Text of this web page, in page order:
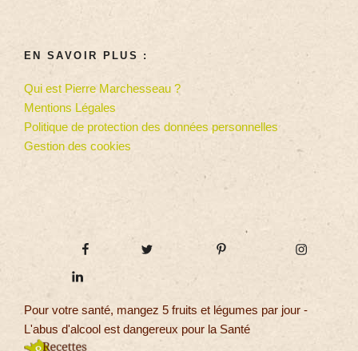
EN SAVOIR PLUS :
Qui est Pierre Marchesseau ?
Mentions Légales
Politique de protection des données personnelles
Gestion des cookies
Pour votre santé, mangez 5 fruits et légumes par jour -
L'abus d'alcool est dangereux pour la Santé